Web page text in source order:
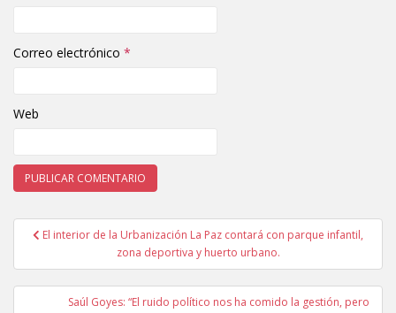
Correo electrónico *
Web
Navegación de entradas
El interior de la Urbanización La Paz contará con parque infantil,
zona deportiva y huerto urbano.
Saúl Goyes: “El ruido político nos ha comido la gestión, pero